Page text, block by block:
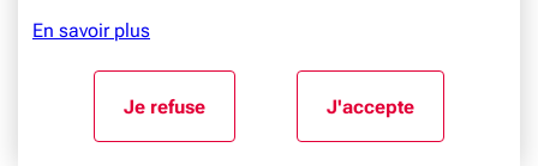
En savoir plus
Je refuse
l'utilisation de cookies
J'accepte
l'utilisation de
plusieurs visites prévues
Blayais
Invitation presse Mardi 5 mai 2026
Aller au début du contenu